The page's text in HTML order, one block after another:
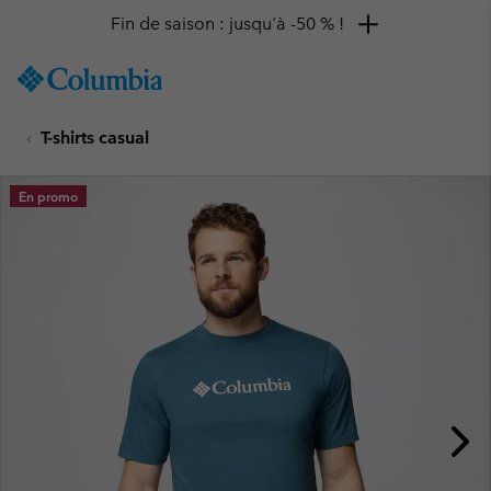
TO
SKIP
MAIN
NAV
Fin de saison : jusqu'à -50 % !
T-shirts casual
En promo